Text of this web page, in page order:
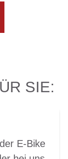
SIE:
E-Bike